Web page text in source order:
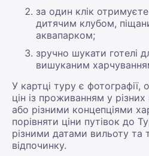
за один клік отримуєте
дитячим клубом,
аквапарком;
зручно шукати готелі
вишуканим
У картці туру є фотографії,
цін із проживанням у різних
або різними концепціями
порівняти ціни путівок до
різними датами вильоту та
відпочинку.